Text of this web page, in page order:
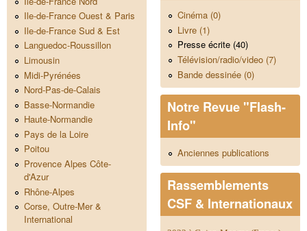
Ile-de-France Ouest & Paris
Ile-de-France Sud & Est
Languedoc-Roussillon
Limousin
Midi-Pyrénées
Nord-Pas-de-Calais
Basse-Normandie
Haute-Normandie
Pays de la Loire
Poitou
Provence Alpes Côte-
d'Azur
Rhône-Alpes
Corse, Outre-Mer &
International
Cinéma (0)
Livre (1)
Presse écrite (40)
Télévision/radio/video (7)
Bande dessinée (0)
Notre Revue "Flash-
Info"
Anciennes publications
Rassemblements
CSF & Internationaux